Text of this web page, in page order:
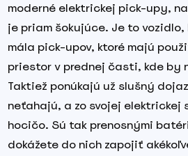
moderné elektrickej pick-upy,
je priam šokujúce. Je to vozidlo,
mála pick-upov, ktoré majú
priestor v prednej časti, kde by
Taktiež ponúkajú už slušný
neťahajú, a zo svojej elektrickej
hocičo. Sú tak prenosnými
dokážete do nich zapojiť